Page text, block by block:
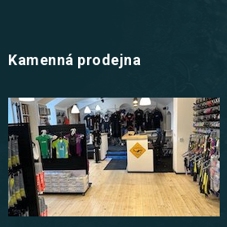
Kamenná prodejna